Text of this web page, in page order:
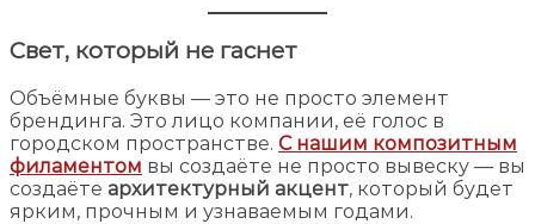
Свет, который не гаснет
Объёмные буквы — это не просто элемент
брендинга. Это лицо компании, её голос в
городском пространстве. С нашим композитным
филаментом вы создаёте не просто вывеску — вы
создаёте архитектурный акцент, который будет
ярким, прочным и узнаваемым годами.